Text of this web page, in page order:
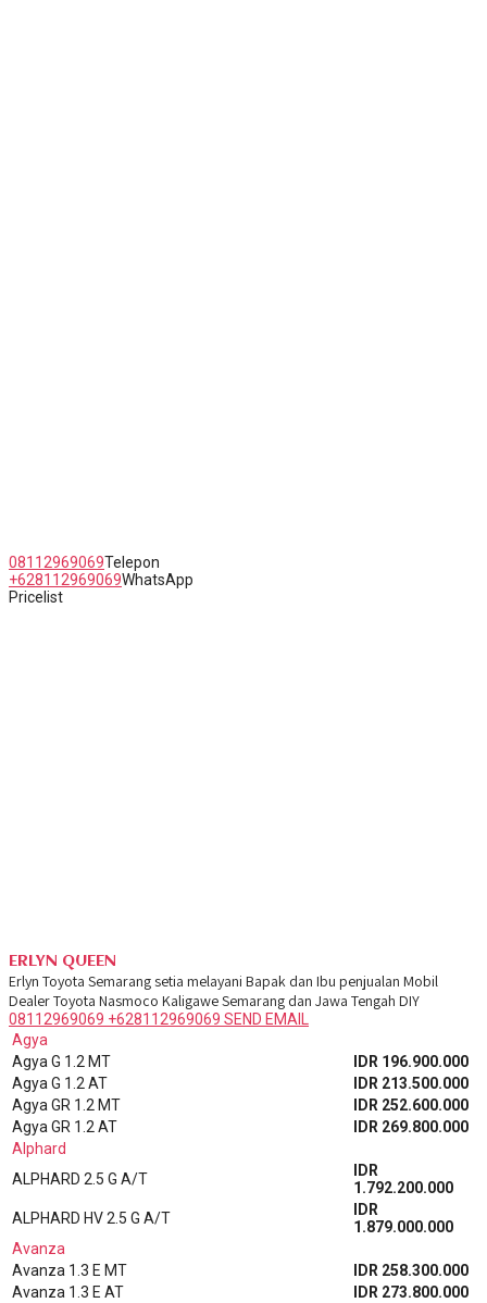
08112969069Telepon
+628112969069WhatsApp
Pricelist
ERLYN QUEEN
Erlyn Toyota Semarang setia melayani Bapak dan Ibu penjualan Mobil
Dealer Toyota Nasmoco Kaligawe Semarang dan Jawa Tengah DIY
08112969069 +628112969069 SEND EMAIL
Agya
Agya G 1.2 MT
IDR 196.900.000
Agya G 1.2 AT
IDR 213.500.000
Agya GR 1.2 MT
IDR 252.600.000
Agya GR 1.2 AT
IDR 269.800.000
Alphard
ALPHARD 2.5 G A/T
IDR
1.792.200.000
ALPHARD HV 2.5 G A/T
IDR
1.879.000.000
Avanza
Avanza 1.3 E MT
IDR 258.300.000
Avanza 1.3 E AT
IDR 273.800.000